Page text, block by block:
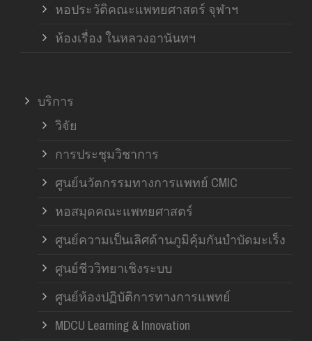
หอประวัติคณะแพทยศาสตร์ จุฬาฯ
ห้องเรื่อง ในหลวงอานันทฯ
บริการ
วิจัย
การประชุมวิชาการ
ศูนย์นวัตกรรมทางการแพทย์ CMIC
หอสมุดคณะแพทยศาสตร์
ศูนย์ความเป็นเลิศด้านภูมิคุ้มกันบำบัดมะเร็ง
ศูนย์ชีววิทยาเชิงระบบ
ศูนย์ห้องปฏิบัติการทางการแพทย์
MDCU Learning & Innovation